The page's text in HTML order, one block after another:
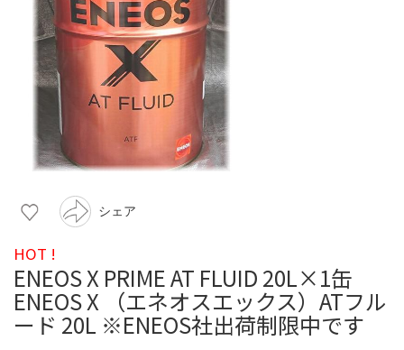
シェア
HOT !
ENEOS X PRIME AT FLUID 20L×1缶
ENEOS X （エネオスエックス）ATフル
ード 20L ※ENEOS社出荷制限中です